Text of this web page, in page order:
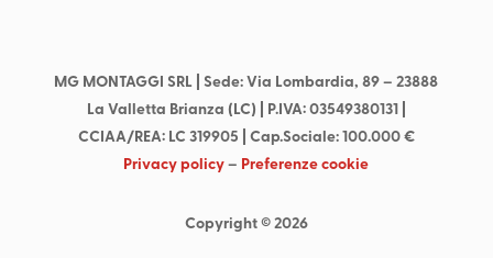
MG MONTAGGI SRL | Sede: Via Lombardia, 89 –23888
La Valletta Brianza (LC) | P.IVA: 03549380131 |
CCIAA/REA: LC 319905 | Cap.Sociale: 100.000 €
Privacy policy – Preferenze cookie
Copyright © 2026